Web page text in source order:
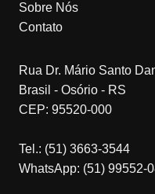
Sobre Nós
Contato
Rua Dr. Mário Santo
Brasil - Osório - RS
CEP: 95520-000
Tel.: (51) 3663-3544
WhatsApp: (51) 99552-